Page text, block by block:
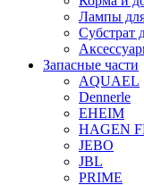
Лампы
Субстрат
Запасные части
AQUAEL
Dennerle
EHEIM
HAGEN
JEBO
JBL
PRIME